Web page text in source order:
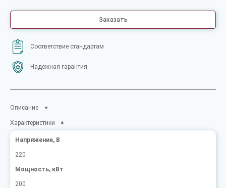
Заказать
Соответствие стандартам
Надежная гарантия
Описание
Характеристики
Напряжение, В
220
Мощность, кВт
200